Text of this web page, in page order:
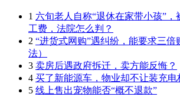
1 六旬老人自称“退休在家带小孩”，
工费，法院怎么判？
2 “进货式网购”遇纠纷，能要求三倍
法）
3 卖房后遇政府拆迁，卖方能反悔？
4 买了新能源车，物业却不让装充电
5 线上售出宠物能否“概不退款”